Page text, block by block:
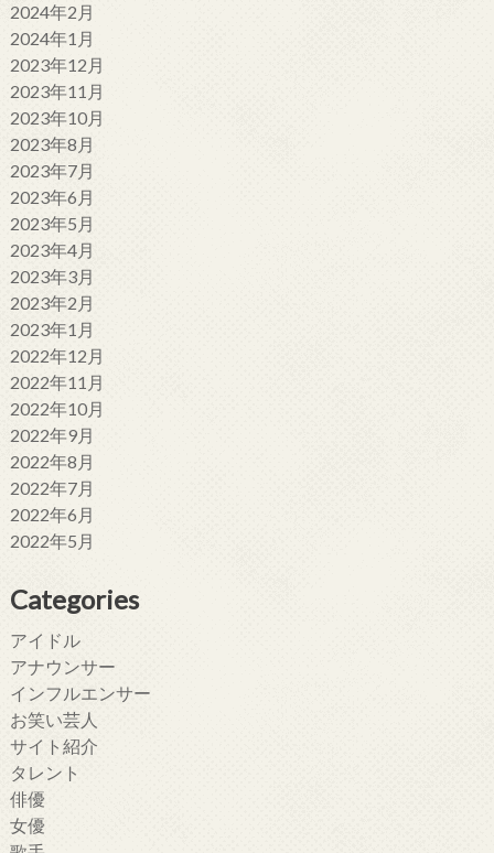
2024年2月
2024年1月
2023年12月
2023年11月
2023年10月
2023年8月
2023年7月
2023年6月
2023年5月
2023年4月
2023年3月
2023年2月
2023年1月
2022年12月
2022年11月
2022年10月
2022年9月
2022年8月
2022年7月
2022年6月
2022年5月
Categories
アイドル
アナウンサー
インフルエンサー
お笑い芸人
サイト紹介
タレント
俳優
女優